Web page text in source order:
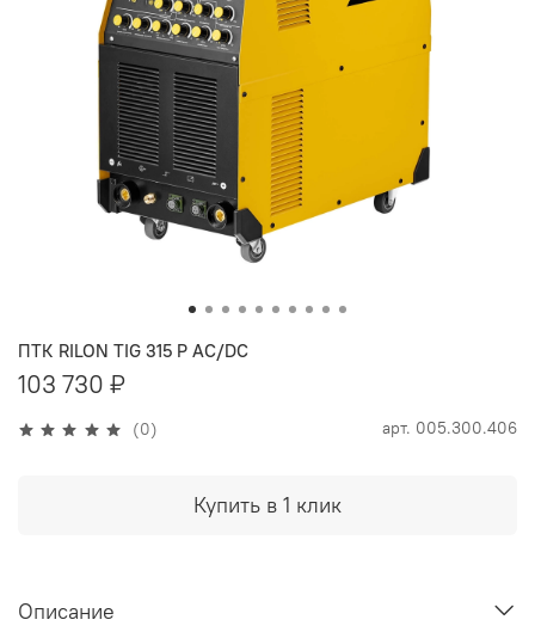
(0) арт. 005.300.406
ПТК RILON TIG 315 P AC/DC
103 730 ₽
Купить в 1 клик
Описание